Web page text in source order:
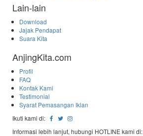
Lain-lain
Download
Jajak Pendapat
Suara Kita
AnjingKita.com
Profil
FAQ
Kontak Kami
Testimonial
Syarat Pemasangan Iklan
Ikuti kami di:
Informasi lebih lanjut, hubungi HOTLINE kami di: